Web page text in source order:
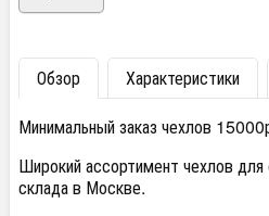
Обзор Характеристики
Минимальный заказ чехлов
Широкий ассортимент чехлов
склада в Москве.